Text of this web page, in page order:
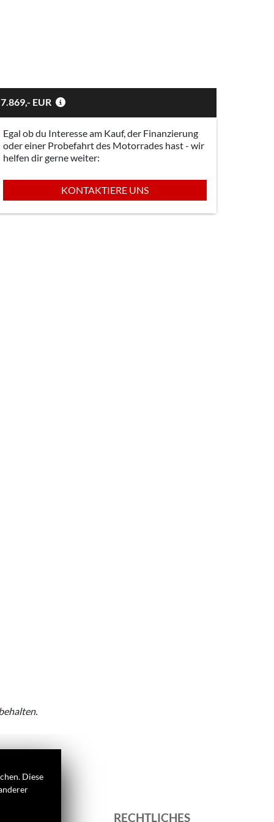
7.869,- EUR
Egal ob du Interesse am Kauf, der Finanzierung
oder einer Probefahrt des Motorrades hast - wir
helfen dir gerne weiter:
KONTAKTIERE UNS
RECHTLICHES
Diese